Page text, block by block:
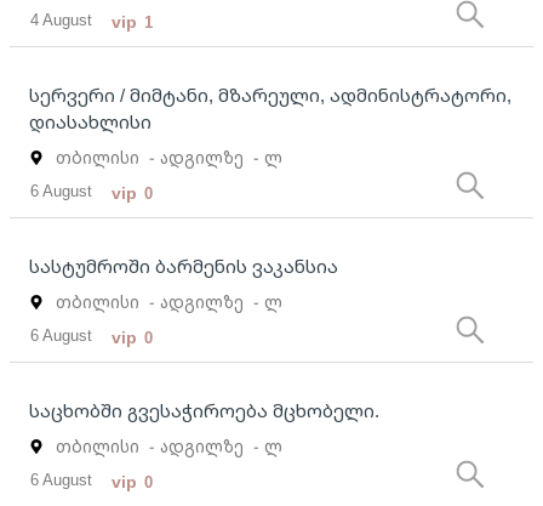
4 August vip 1
სერვერი / მიმტანი, მზარეული, ადმინისტრატორი,
დიასახლისი
თბილისი - ადგილზე - ლ
6 August vip 0
სასტუმროში ბარმენის ვაკანსია
თბილისი - ადგილზე - ლ
6 August vip 0
საცხობში გვესაჭიროება მცხობელი.
თბილისი - ადგილზე - ლ
6 August vip 0